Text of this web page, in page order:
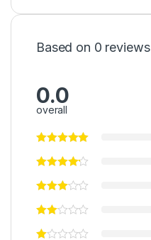
Based on 0 reviews
0.0
overall